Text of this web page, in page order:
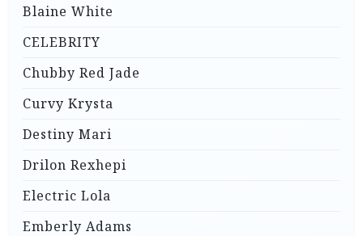
Blaine White
CELEBRITY
Chubby Red Jade
Curvy Krysta
Destiny Mari
Drilon Rexhepi
Electric Lola
Emberly Adams